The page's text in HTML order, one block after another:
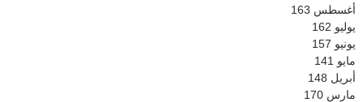
أغسطس 163
يوليو 162
يونيو 157
مايو 141
أبريل 148
مارس 170